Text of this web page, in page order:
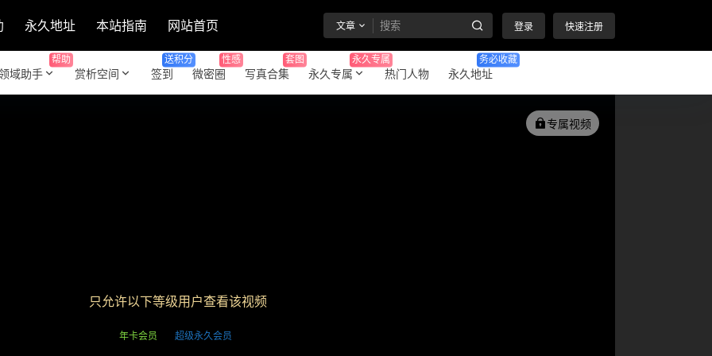
永久地址 本站指南 网站首页 文章 登录 快速注册
域助手
帮助
赏析空间 签到
送积分
微密圈
性感
写真合集
套图
永久专属
永久专属
热门人物 永久地址
务必收藏
专属视频
只允许以下等级用户查看该视频
年卡会员 超级永久会员